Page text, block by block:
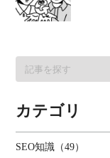
カテゴリ
SEO知識（49）